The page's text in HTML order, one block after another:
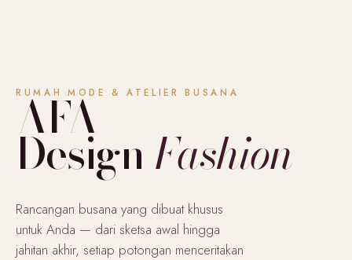
RUMAH MODE & ATELIER BUSANA
AFA
Design Fashion
Rancangan busana yang dibuat khusus
untuk Anda — dari sketsa awal hingga
jahitan akhir, setiap potongan menceritakan